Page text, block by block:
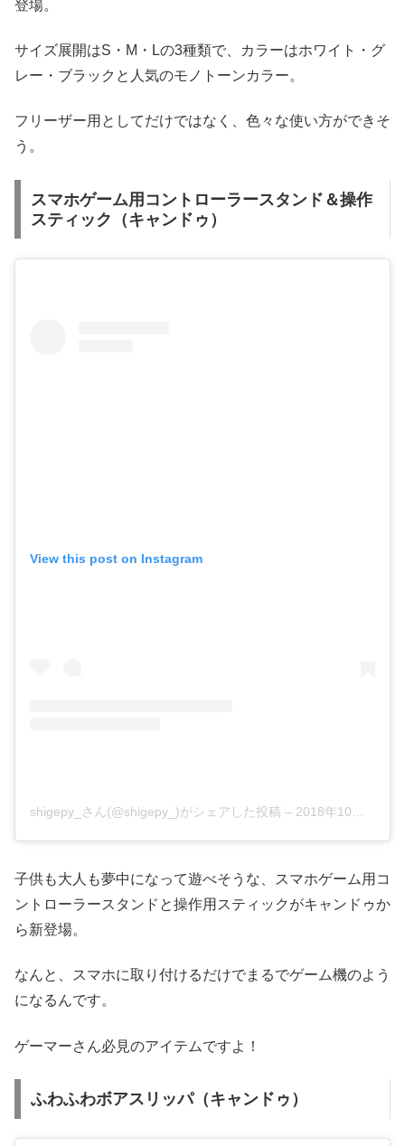
登場。
サイズ展開はS・M・Lの3種類で、カラーはホワイト・グ
レー・ブラックと人気のモノトーンカラー。
フリーザー用としてだけではなく、色々な使い方ができそ
う。
スマホゲーム用コントローラースタンド＆操作
スティック（キャンドゥ）
View this post on Instagram
shigepy_さん(@shigepy_)がシェアした投稿 – 2018年10月月21日午前6時03分PDT
子供も大人も夢中になって遊べそうな、スマホゲーム用コ
ントローラースタンドと操作用スティックがキャンドゥか
ら新登場。
なんと、スマホに取り付けるだけでまるでゲーム機のよう
になるんです。
ゲーマーさん必見のアイテムですよ！
ふわふわボアスリッパ（キャンドゥ）